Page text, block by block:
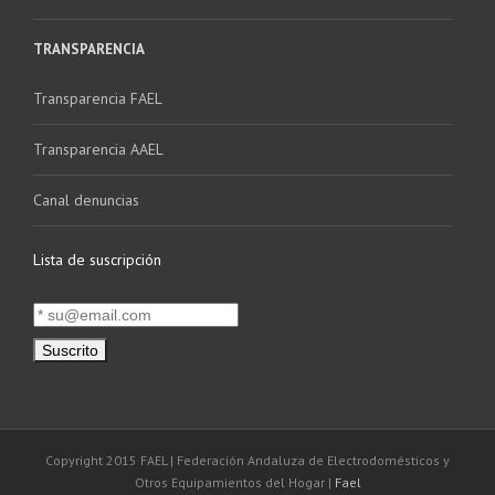
TRANSPARENCIA
Transparencia FAEL
Transparencia AAEL
Canal denuncias
Lista de suscripción
Copyright 2015 FAEL | Federación Andaluza de Electrodomésticos y
Otros Equipamientos del Hogar | Fael